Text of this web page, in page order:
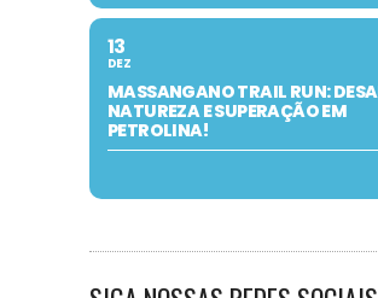
13
DEZ
MASSANGANO TRAIL RUN:
NATUREZA E SUPERAÇÃO EM
PETROLINA!